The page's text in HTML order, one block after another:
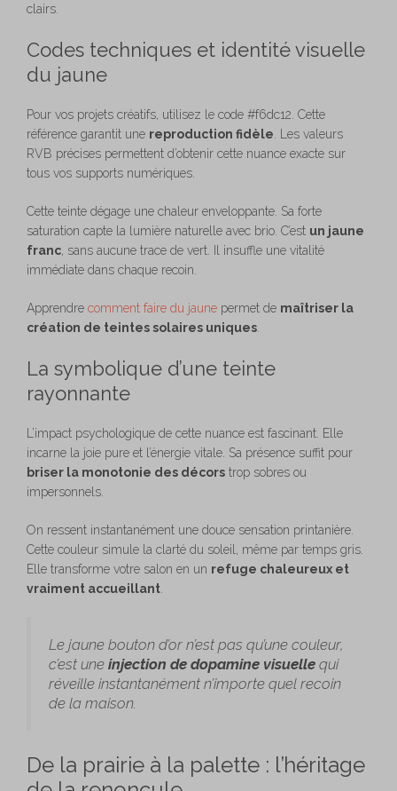
clairs.
Codes techniques et identité visuelle
du jaune
Pour vos projets créatifs, utilisez le code #f6dc12. Cette
référence garantit une reproduction fidèle . Les valeurs
RVB précises permettent d’obtenir cette nuance exacte sur
tous vos supports numériques.
Cette teinte dégage une chaleur enveloppante. Sa forte
saturation capte la lumière naturelle avec brio. C’est un jaune
franc , sans aucune trace de vert. Il insuffle une vitalité
immédiate dans chaque recoin.
Apprendre comment faire du jaune permet de maîtriser la
création de teintes solaires uniques
La symbolique d’une teinte
rayonnante
L’impact psychologique de cette nuance est fascinant. Elle
incarne la joie pure et l’énergie vitale. Sa présence suffit pour
briser la monotonie des décors trop sobres ou
impersonnels.
On ressent instantanément une douce sensation printanière.
Cette couleur simule la clarté du soleil, même par temps gris.
Elle transforme votre salon en un refuge chaleureux et
vraiment accueillant
Le jaune bouton d’or n’est pas qu’une couleur,
c’est une injection de dopamine visuelle qui
réveille instantanément n’importe quel recoin
de la maison.
De la prairie à la palette : l’héritage